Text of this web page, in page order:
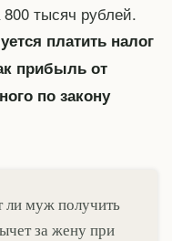
тысяч рублей.
платить налог
прибыль от
по закону
ли муж получить
за жену при